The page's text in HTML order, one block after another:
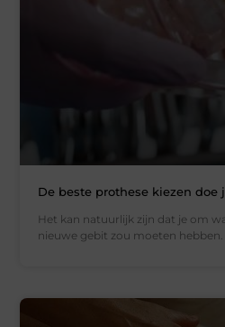
De beste prothese kiezen doe
Het kan natuurlijk zijn dat je om
nieuwe gebit zou moeten hebben.